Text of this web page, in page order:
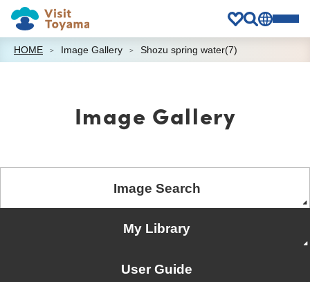
HOME Image Gallery Shozu spring water(7)
Image Gallery
Image Search
My Library
User Guide